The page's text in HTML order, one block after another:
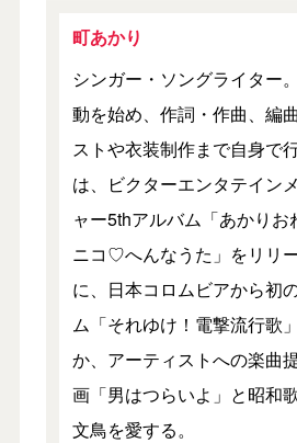
町あかり
シンガー・ソングライター
動を始め、作詞・作曲、編
ストや衣装制作まで自身で
は、ビクターエンタテイン
ャー5thアルバム「あかりお
ニコ♡へんなうた」をリリ
に、日本コロムビアから初
ム「それゆけ！電撃流行歌
か、アーティストへの楽曲
画「男はつらいよ」と昭和
文鳥を愛する。